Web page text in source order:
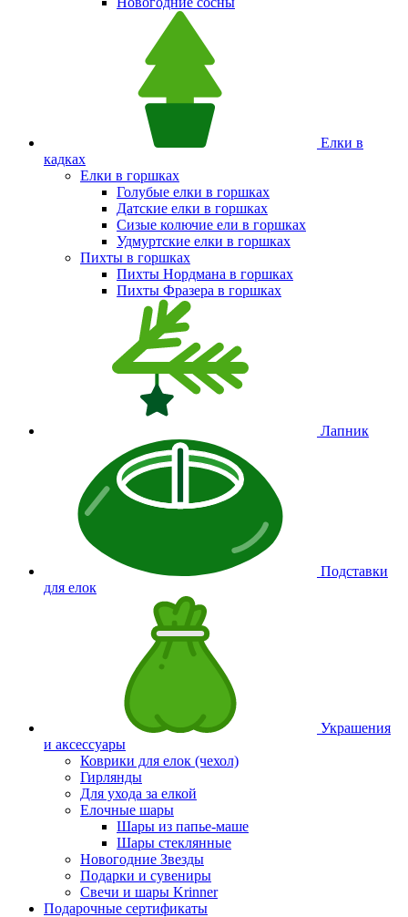
Елки в
кадках
Елки в горшках
Голубые елки в горшках
Датские елки в горшках
Сизые колючие ели в горшках
Удмуртские елки в горшках
Пихты в горшках
Пихты Нордмана в горшках
Пихты Фразера в горшках
Лапник
Подставки
для елок
Украшения
и аксессуары
Коврики для елок (чехол)
Гирлянды
Для ухода за елкой
Елочные шары
Шары из папье-маше
Шары стеклянные
Новогодние Звезды
Подарки и сувениры
Свечи и шары Krinner
Подарочные сертификаты